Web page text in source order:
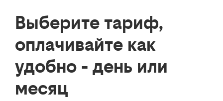
Выберите тариф,
оплачивайте как
удобно - день или
месяц